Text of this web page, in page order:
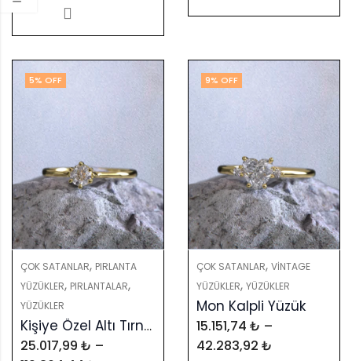
5% OFF
ÇOK SATANLAR, PIRLANTA
YÜZÜKLER, PIRLANTALAR,
YÜZÜKLER
Kişiye Özel Altı Tırnak Klasik Tektaş Yüzük – GIA & HRD Sertifikalı
25.017,99 ₺ –
9% OFF
ÇOK SATANLAR, VINTAGE
YÜZÜKLER, YÜZÜKLER
Mon Kalpli Yüzük
15.151,74 ₺ –
42.283,92 ₺